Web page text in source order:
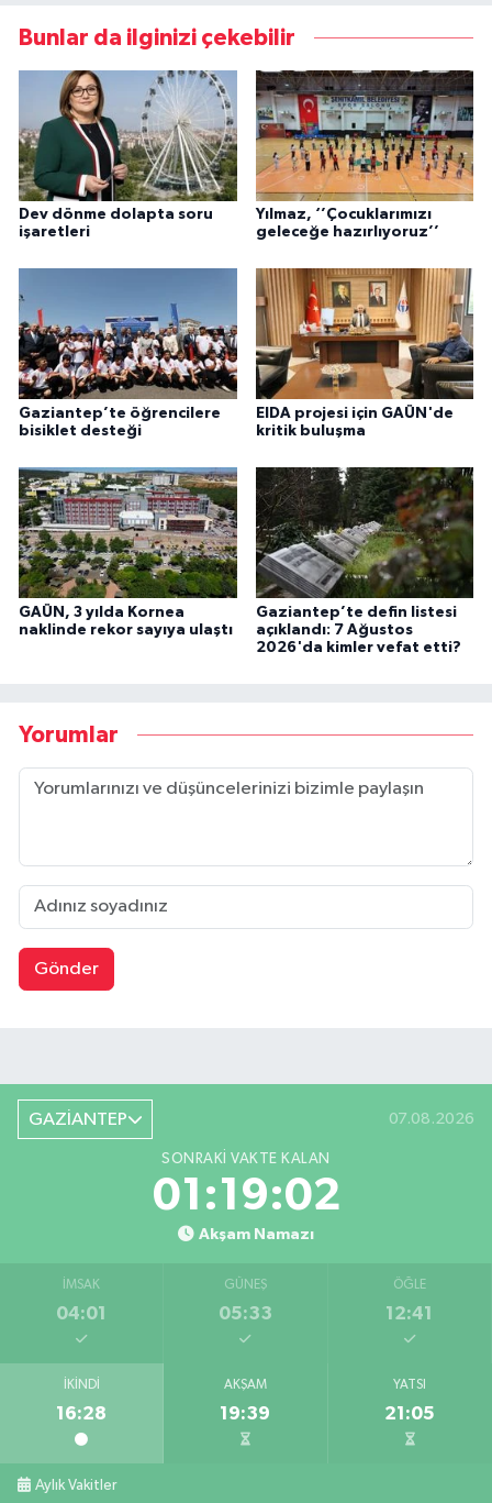
Bunlar da ilginizi çekebilir
Dev dönme dolapta soru
işaretleri
Yılmaz, ‘’Çocuklarımızı
geleceğe hazırlıyoruz’’
Gaziantep’te öğrencilere
bisiklet desteği
EIDA projesi için GAÜN'de
kritik buluşma
GAÜN, 3 yılda Kornea
naklinde rekor sayıya ulaştı
Gaziantep’te defin listesi
açıklandı: 7 Ağustos
2026'da kimler vefat etti?
Yorumlar
Gönder
GAZİANTEP 07.08.2026
SONRAKI VAKTE KALAN
01:19:01
Akşam Namazı
İMSAK
04:01
GÜNEŞ
05:33
ÖĞLE
12:41
İKINDI
16:28
AKŞAM
19:39
YATSI
21:05
Aylık Vakitler